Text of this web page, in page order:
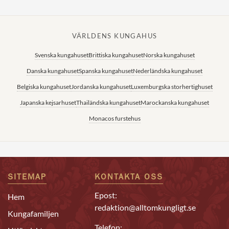
VÄRLDENS KUNGAHUS
Svenska kungahusetBrittiska kungahusetNorska kungahuset
Danska kungahusetSpanska kungahusetNederländska kungahuset
Belgiska kungahusetJordanska kungahusetLuxemburgska storhertighuset
Japanska kejsarhusetThailändska kungahusetMarockanska kungahuset
Monacos furstehus
SITEMAP
Hem
Kungafamiljen
KONTAKTA OSS
Epost:
redaktion@alltomkungligt.se